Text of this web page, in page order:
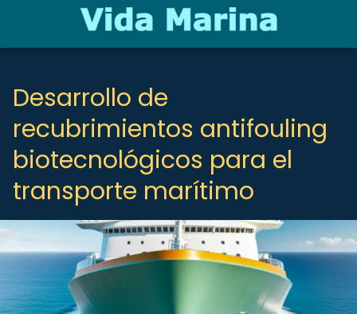
Desarrollo de
recubrimientos antifouling
biotecnológicos para el
transporte marítimo